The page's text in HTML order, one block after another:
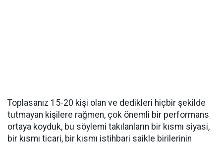
Toplasanız 15-20 kişi olan ve dedikleri hiçbir şekilde
tutmayan kişilere rağmen, çok önemli bir performans
ortaya koyduk, bu söylemi takılanların bir kısmı siyasi,
bir kısmı ticari, bir kısmı istihbari saikle birilerinin